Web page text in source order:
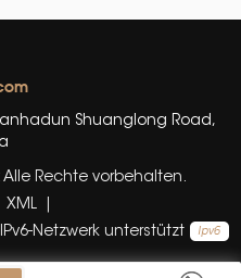
Futtermaterial für
Shuanglong Road,
Rechte vorbehalten.
XML
IPv6-Netzwerk unterstützt